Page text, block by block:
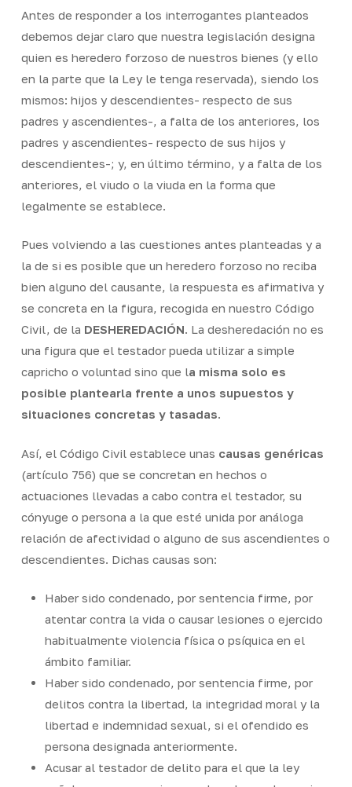
Antes de responder a los interrogantes planteados
debemos dejar claro que nuestra legislación designa
quien es heredero forzoso de nuestros bienes (y ello
en la parte que la Ley le tenga reservada), siendo los
mismos: hijos y descendientes- respecto de sus
padres y ascendientes-, a falta de los anteriores, los
padres y ascendientes- respecto de sus hijos y
descendientes-; y, en último término, y a falta de los
anteriores, el viudo o la viuda en la forma que
legalmente se establece.
Pues volviendo a las cuestiones antes planteadas y a
la de si es posible que un heredero forzoso no reciba
bien alguno del causante, la respuesta es afirmativa y
se concreta en la figura, recogida en nuestro Código
Civil, de la DESHEREDACIÓN. La desheredación no es
una figura que el testador pueda utilizar a simple
capricho o voluntad sino que la misma solo es
posible plantearla frente a unos supuestos y
situaciones concretas y tasadas.
Así, el Código Civil establece unas causas genéricas
(artículo 756) que se concretan en hechos o
actuaciones llevadas a cabo contra el testador, su
cónyuge o persona a la que esté unida por análoga
relación de afectividad o alguno de sus ascendientes o
descendientes. Dichas causas son:
Haber sido condenado, por sentencia firme, por
atentar contra la vida o causar lesiones o ejercido
habitualmente violencia física o psíquica en el
ámbito familiar.
Haber sido condenado, por sentencia firme, por
delitos contra la libertad, la integridad moral y la
libertad e indemnidad sexual, si el ofendido es
persona designada anteriormente.
Acusar al testador de delito para el que la ley